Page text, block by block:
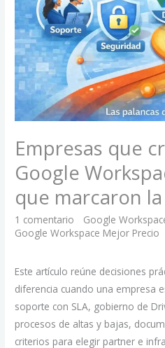
Empresas que
Google
que marcaron
1 comentario Google
Google Workspace Mejor Precio
Este artículo reúne decisiones
diferencia cuando una empresa
soporte con SLA, gobierno de
procesos de altas y bajas,
criterios para elegir partner e
Google
Workspace:
decisiones
que
marcaron
la
diferencia